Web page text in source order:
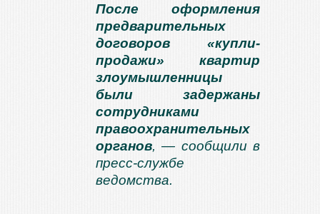
После оформления
предварительных
договоров «купли-
продажи» квартир
злоумышленницы
были задержаны
сотрудниками
правоохранительных
органов, — сообщили в
пресс-службе
ведомства.